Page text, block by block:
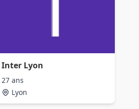
Inter Lyon
27 ans
Lyon